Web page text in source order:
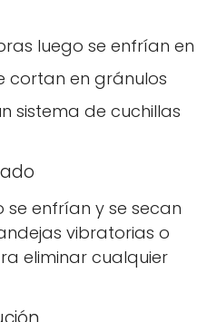
luego se enfrían en
cortan en gránulos
sistema de cuchillas
se enfrían y se secan
vibratorias o
eliminar cualquier
tu edad
años o más?